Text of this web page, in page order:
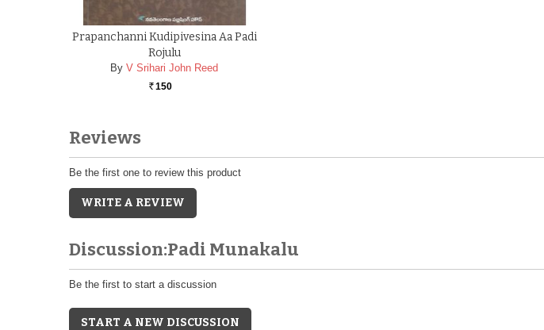
Prapanchanni Kudipivesina Aa Padi
Rojulu
By V Srihari John Reed
Rs. 150
Reviews
Be the first one to review this product
WRITE A REVIEW
Discussion:Padi Munakalu
Be the first to start a discussion
START A NEW DISCUSSION